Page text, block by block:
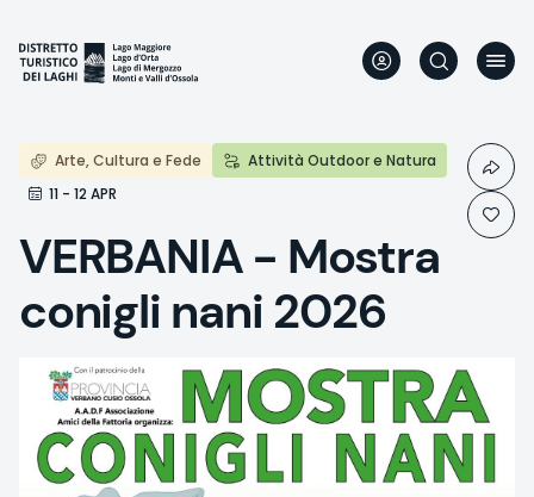
Inhalt
Arte, Cultura e Fede
Attività Outdoor e Natura
11 - 12 APR
VERBANIA - Mostra
conigli nani 2026